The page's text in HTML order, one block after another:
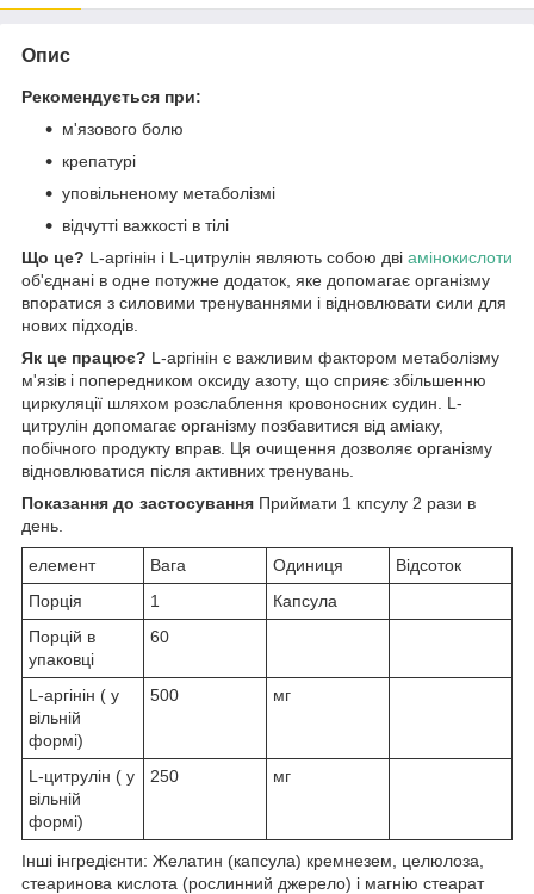
Опис
Рекомендується при:
м'язового болю
крепатурі
уповільненому метаболізмі
відчутті важкості в тілі
Що це? L-аргінін і L-цитрулін являють собою дві амінокислоти
об'єднані в одне потужне додаток, яке допомагає організму
впоратися з силовими тренуваннями і відновлювати сили для
нових підходів.
Як це працює? L-аргінін є важливим фактором метаболізму
м'язів і попередником оксиду азоту, що сприяє збільшенню
циркуляції шляхом розслаблення кровоносних судин. L-
цитрулін допомагає організму позбавитися від аміаку,
побічного продукту вправ. Ця очищення дозволяє організму
відновлюватися після активних тренувань.
Показання до застосування Приймати 1 кпсулу 2 рази в
день.
елемент Вага Одиниця
Відсоток
Порція
1
Капсула
Порцій в
упаковці
60
L-аргінін ( у
вільній
формі)
500 мг
L-цитрулін ( у
вільній
формі)
250 мг
Інші інгредієнти: Желатин (капсула) кремнезем, целюлоза,
стеаринова кислота (рослинний джерело) і магнію стеарат